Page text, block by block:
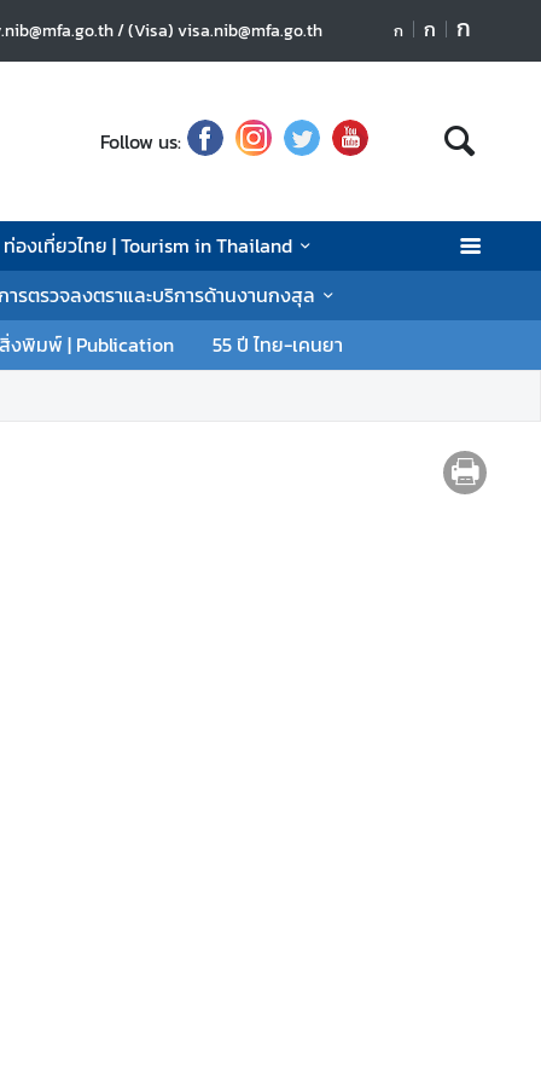
/ (Visa) visa.nib@mfa.go.th ก ก ก
Follow us:
ท่องเที่ยวไทย | Tourism in Thailand
รตรวจลงตราและบริการด้านงานกงสุล
งพิมพ์ | Publication 55 ปี ไทย-เคนยา